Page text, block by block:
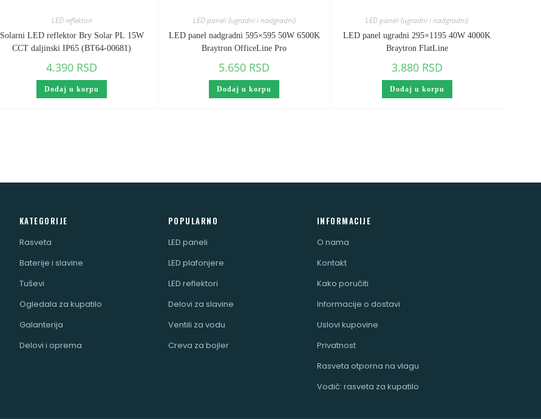
LED reflektori
Solarni LED reflektor Bry Solar PL 15W
CCT daljinski IP65 (BT64-00681)
4.390 RSD
Dodaj u korpu
LED paneli (ugradni i nadgradni)
LED panel nadgradni 595×595 50W 6500K
Braytron OfficeLine Pro
5.650 RSD
Dodaj u korpu
LED paneli (ugradni i nadgradni)
LED panel ugradni 295×1195 40W 4000K
Braytron FlatLine
3.880 RSD
Dodaj u korpu
KATEGORIJE
Rasveta
Baterije i slavine
Tuševi
Ogledala za kupatilo
Galanterija
Delovi i oprema
POPULARNO
LED paneli
LED plafonjere
LED reflektori
Delovi za slavine
Ventili za vodu
Creva za bojler
INFORMACIJE
O nama
Kontakt
Kako poručiti
Informacije o dostavi
Uslovi kupovine
Privatnost
Rasveta otporna na vlagu
Vodič: rasveta za kupatilo